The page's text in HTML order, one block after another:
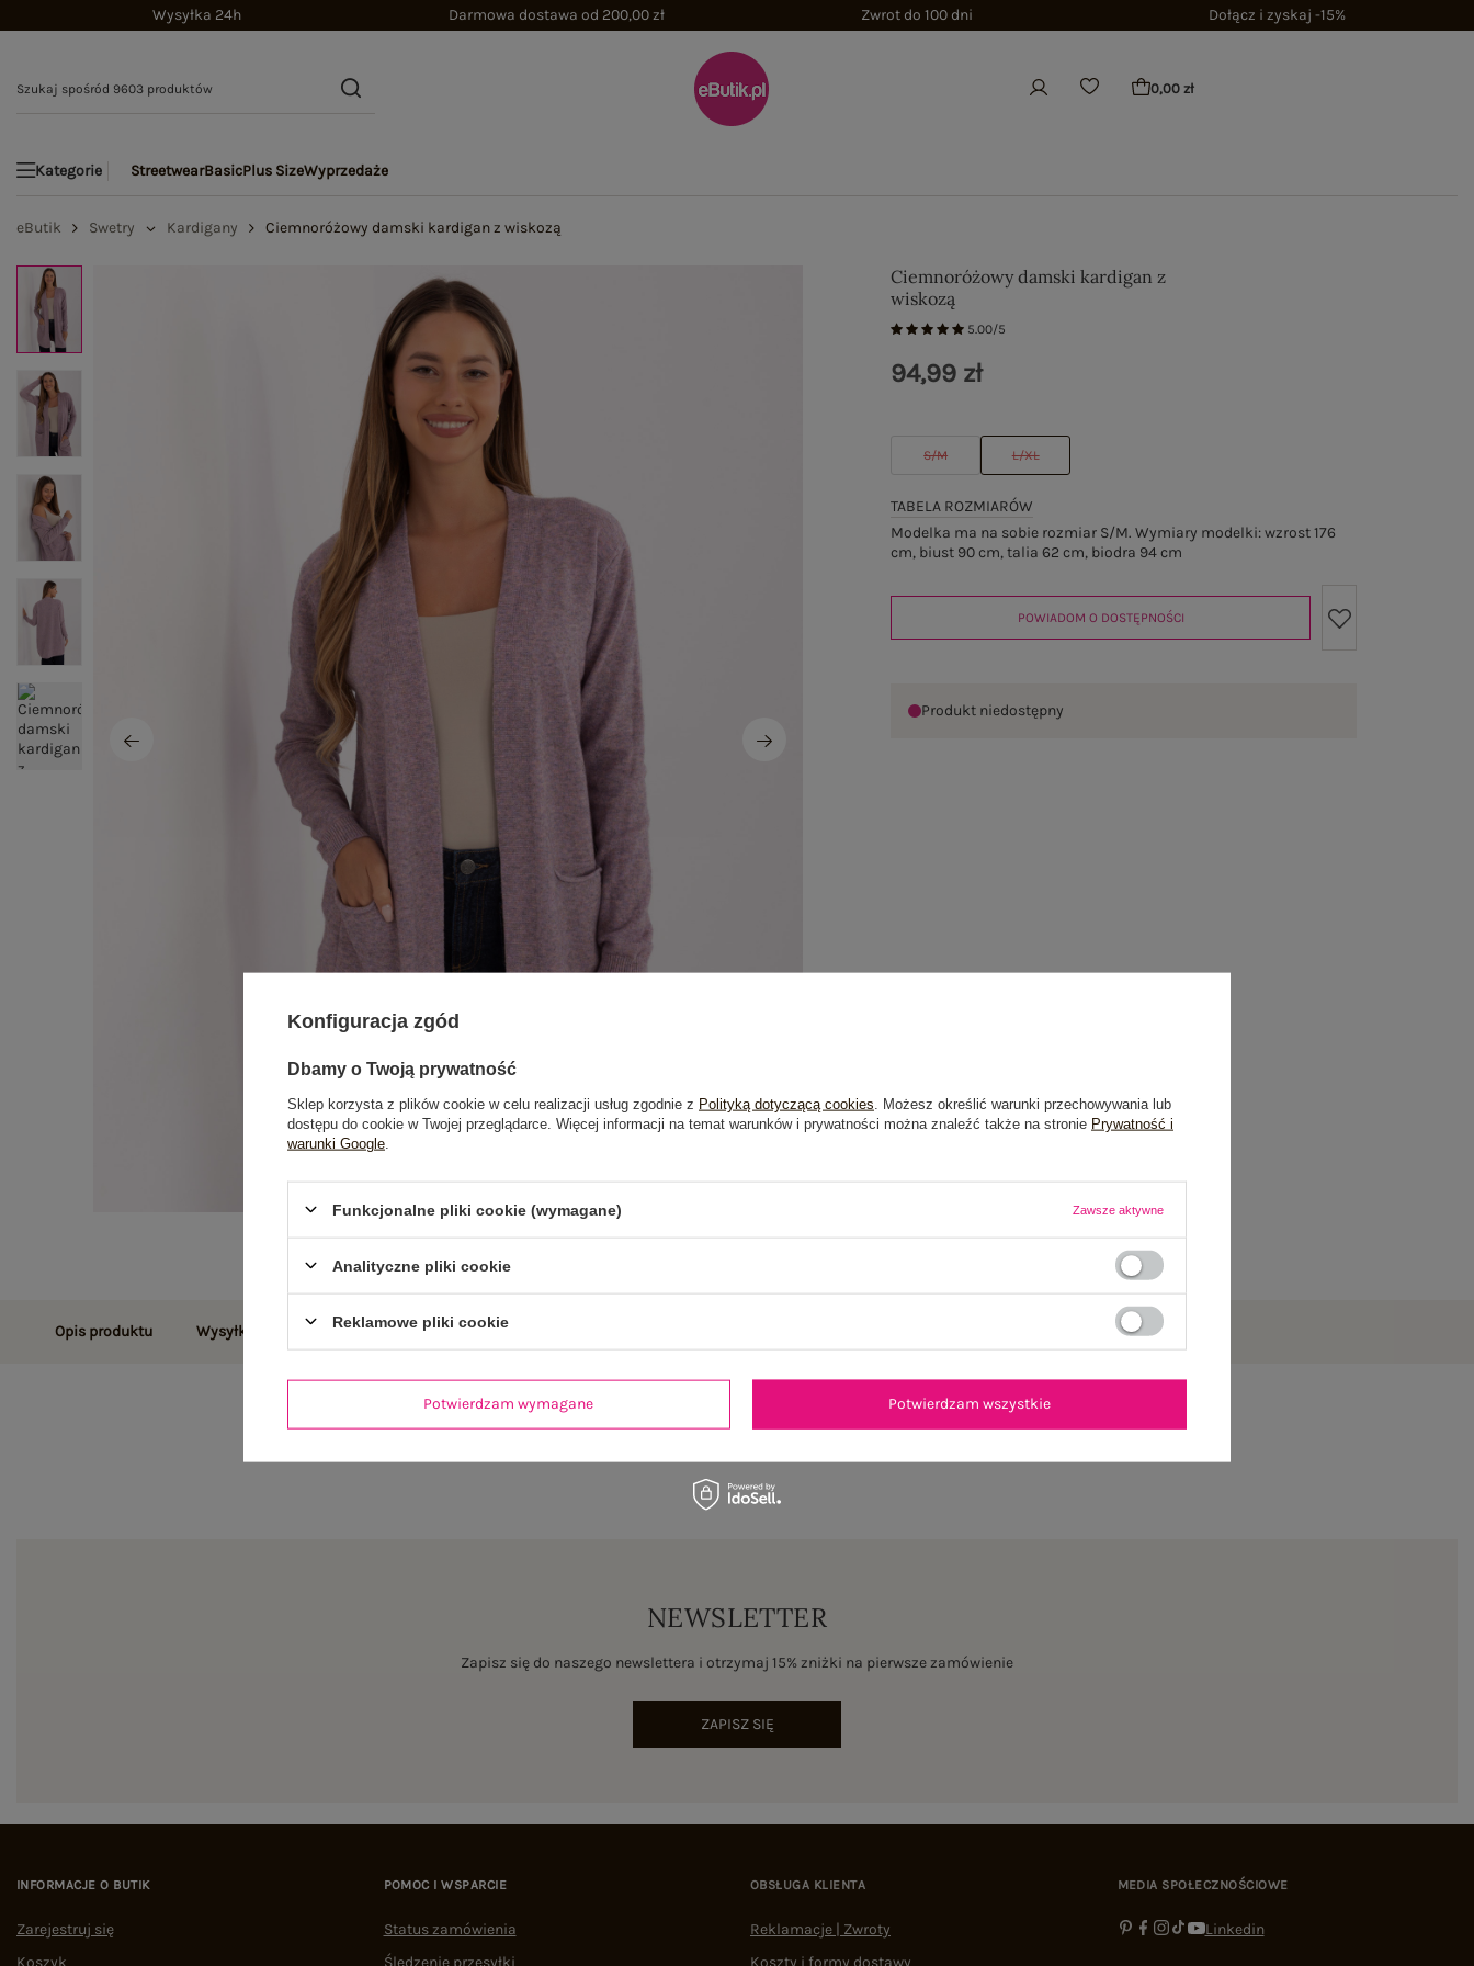
Wysyłka 24h Darmowa dostawa od 200,00 zł Zwrot do 100 dni Dołącz i zyskaj -15%
0,00 zł
Kategorie StreetwearBasicPlus SizeWyprzedaże
eButik Swetry Kardigany Ciemnoróżowy damski kardigan z wiskozą
Ciemnoróżowy damski kardigan z
wiskozą
5.00/5
S/M L/XL
TABELA ROZMIARÓW
Modelka ma na sobie rozmiar S/M. Wymiary modelki: wzrost 176
cm, biust 90 cm, talia 62 cm, biodra 94 cm
94,99 zł
POWIADOM O DOSTĘPNOŚCI
Produkt niedostępny
Opis produktu Wysyłka i dostawa Zwroty i reklamacje
NEWSLETTER
Zapisz się do naszego newslettera i otrzymaj 15% zniżki na pierwsze zamówienie
ZAPISZ SIĘ
INFORMACJE O BUTIK
Zarejestruj się
Koszyk
POMOC I WSPARCIE
Status zamówienia
Śledzenie przesyłki
OBSŁUGA KLIENTA
Reklamacje | Zwroty
Koszty i formy dostawy
MEDIA SPOŁECZNOŚCIOWE
Linkedin
Konfiguracja zgód
Dbamy o Twoją prywatność
Sklep korzysta z plików cookie w celu realizacji usług zgodnie z Polityką dotyczącą cookies . Możesz określić warunki przechowywania lub
dostępu do cookie w Twojej przeglądarce. Więcej informacji na temat warunków i prywatności można znaleźć także na stronie Prywatność i
warunki Google
Funkcjonalne pliki cookie (wymagane) Zawsze aktywne
Analityczne pliki cookie
Reklamowe pliki cookie
Potwierdzam wymagane Potwierdzam wszystkie